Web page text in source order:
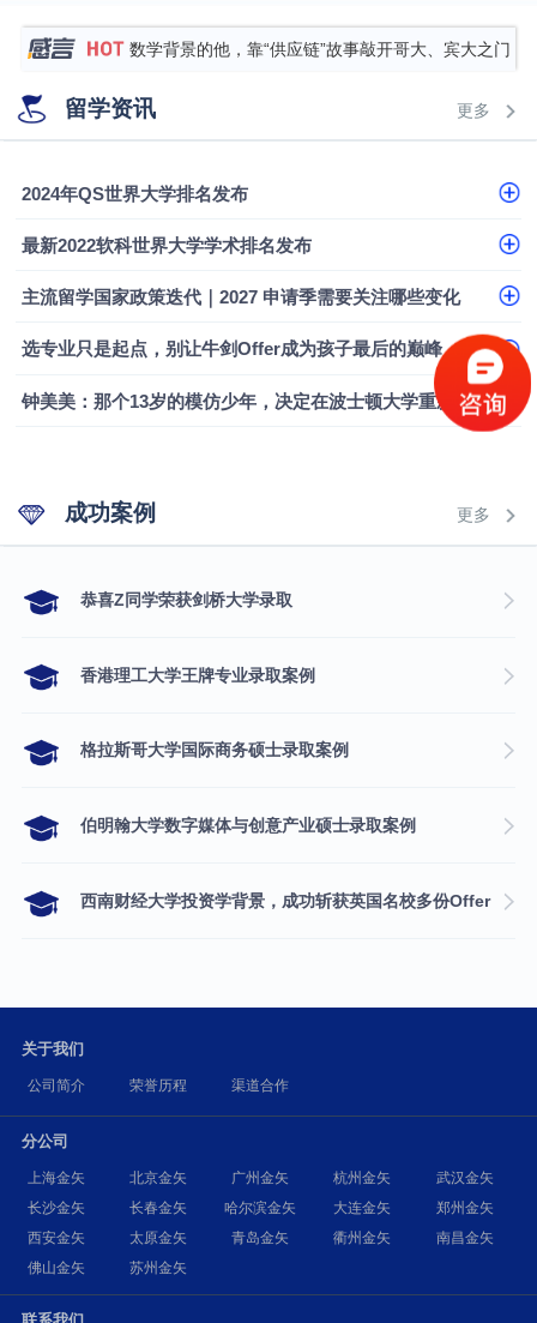
硕士录取
数学背景的他，靠“供应链”故事敲开哥大、宾大之门
专科逆袭伦敦大学学院UCL录取案例解析
香港浸会大学伦理与公共事务硕士录取
留学资讯 更多
2024年QS世界大学排名发布
最新2022软科世界大学学术排名发布
主流留学国家政策迭代｜2027 申请季需要关注哪些变化
选专业只是起点，别让牛剑Offer成为孩子最后的巅峰
钟美美：那个13岁的模仿少年，决定在波士顿大学重新定义自己
成功案例 更多
​恭喜Z同学荣获剑桥大学录取
香港理工大学王牌专业录取案例
格拉斯哥大学国际商务硕士录取案例
伯明翰大学数字媒体与创意产业硕士录取案例
西南财经大学投资学背景，成功斩获英国名校多份Offer
关于我们
公司简介 荣誉历程 渠道合作
分公司
上海金矢 北京金矢 广州金矢 杭州金矢
武汉金矢
长沙金矢
长春金矢 哈尔滨金矢 大连金矢
郑州金矢
西安金矢
太原金矢 青岛金矢 衢州金矢
南昌金矢
佛山金矢
苏州金矢